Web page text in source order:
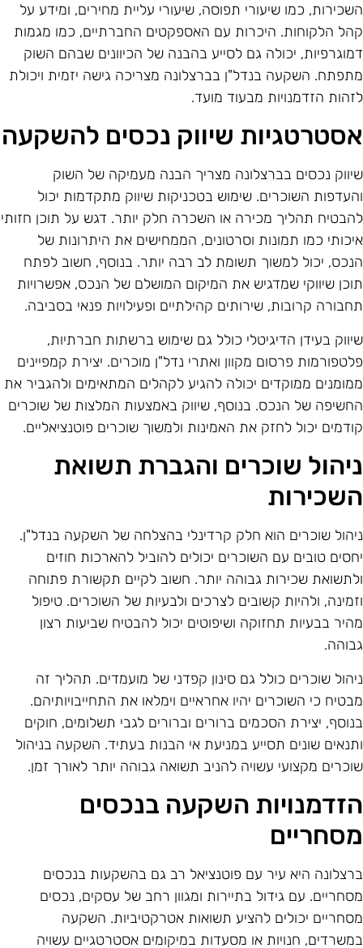
כמו שיעורי תפוסה, שיעורי עליית מחירים, ומידע על
הלקוחות. היכרות עם האספקטים החברתיים, כמו מגמות
יכולה גם לסייע בהבנה של הכיוונים שבהם השוק
השקעה בנדל"ן בברצלונה מצריכה גישה יזמית ויכולת
הזדמנויות מבעוד מועד.
שיווק נכסים להשקעה
נכסים בברצלונה מצריך הבנה מעמיקה של השוק
השוכרים. שימוש בטכניקות שיווק מתקדמות יכול
תהליך מכירה או השכרה חלק יותר. דגש על תוכן חזותי
כמו תמונות וסרטונים, הממחישים את היתרונות של
יכול למשוך תשומת לב רבה יותר. בנוסף, חשוב לפתח
שיווקי שמדגיש את המיקום המושלם של הנכס, אפשרויות
קרובות, שירותים קהילתיים ופעילויות פנאי בסביבה.
בעידן הדיגיטלי כולל גם שימוש ברשתות חברתיות,
פרסום מקוון ואתרי נדל"ן מוכרים. יצירת קמפיינים
ממוקדים יכולה להגיע לקהלים המתאימים ולהגביר את
של הנכס. בנוסף, שיווק באמצעות המלצות של שוכרים
יכול לחזק את האמינות ולמשוך שוכרים פוטנציאליים.
שוכרים והגברת תשואת
שוכרים הוא חלק קרדינלי בהצלחה של השקעה בנדל"ן.
טובים עם השוכרים יכולים להוביל להארכות חוזים
שכירות גבוהה יותר. חשוב לקיים תקשורת פתוחה
ולהיות קשובים לצרכים ולבעיות של השוכרים. טיפול
בבעיות תחזוקה ושיפוטים יכול להבטיח שביעות רצון
שוכרים כולל גם סינון קפדני של מועמדים. תהליך זה
כי השוכרים יהיו אחראיים וימלאו את התחייבויותיהם.
יצירת הסכמים ברורים וברורים לגבי תשלומים, חוקים
שונים תסייע במניעת אי הבנות בעתיד. השקעה בניהול
מקצועי עשויה להניב תשואה גבוהה יותר לאורך זמן.
השקעה בנכסים
היא עיר עם פוטנציאל רב גם בהשקעות בנכסים
עם גידול בתיירות ומגוון רחב של עסקים, נכסים
יכולים להציע תשואות אטרקטיביות. השקעה
חנויות או מסעדות במיקומים אסטרטגיים עשויה